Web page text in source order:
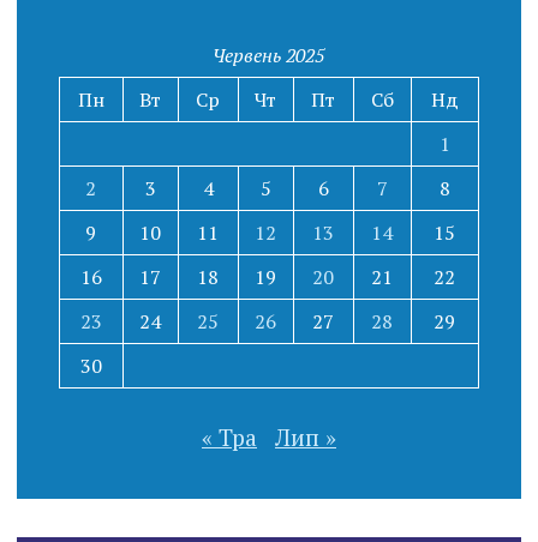
Червень 2025
Пн
Вт Ср Чт Пт Сб
Нд
1
2
3 4 5 6 7
8
9
10 11 12 13 14
15
16
17 18 19 20 21
22
23
24 25 26 27 28
29
30
« Тра Лип »